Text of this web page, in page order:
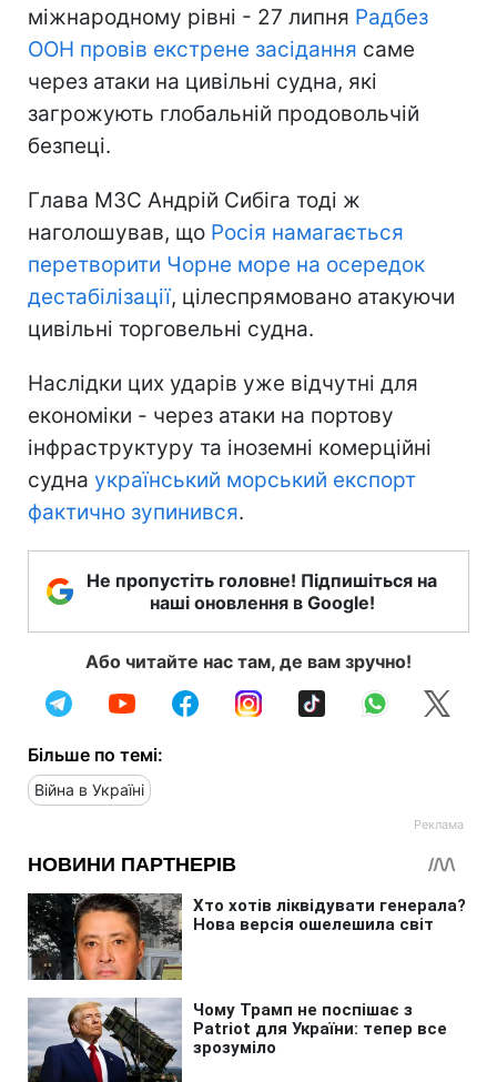
міжнародному рівні - 27 липня Радбез
ООН провів екстрене засідання саме
через атаки на цивільні судна, які
загрожують глобальній продовольчій
безпеці.
Глава МЗС Андрій Сибіга тоді ж
наголошував, що Росія намагається
перетворити Чорне море на осередок
дестабілізації, цілеспрямовано атакуючи
цивільні торговельні судна.
Наслідки цих ударів уже відчутні для
економіки - через атаки на портову
інфраструктуру та іноземні комерційні
судна український морський експорт
фактично зупинився.
Не пропустіть головне! Підпишіться на
наші оновлення в Google!
Або читайте нас там, де вам зручно!
Більше по темі:
Війна в Україні